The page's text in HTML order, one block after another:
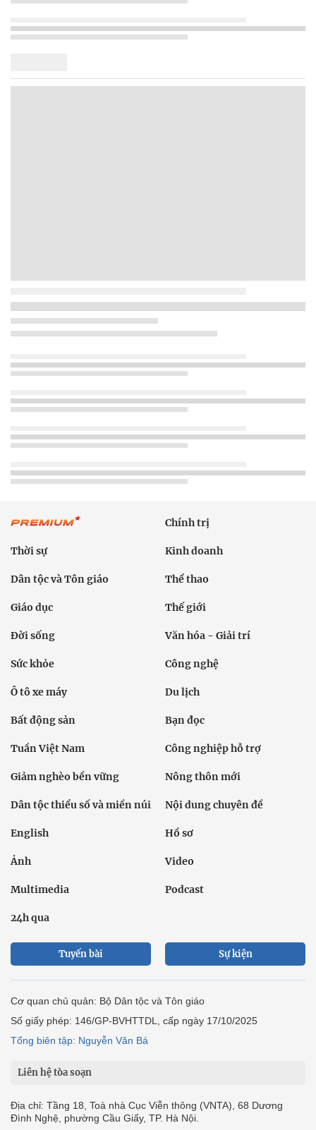
Chính trị
Thời sự Kinh doanh
Dân tộc và Tôn giáo Thể thao
Giáo dục Thế giới
Đời sống Văn hóa - Giải trí
Sức khỏe Công nghệ
Ô tô xe máy Du lịch
Bất động sản Bạn đọc
Tuần Việt Nam Công nghiệp hỗ trợ
Giảm nghèo bền vững Nông thôn mới
Dân tộc thiểu số và miền núi Nội dung chuyên đề
English Hồ sơ
Ảnh Video
Multimedia Podcast
24h qua
Tuyến bài Sự kiện
Cơ quan chủ quản: Bộ Dân tộc và Tôn giáo
Số giấy phép: 146/GP-BVHTTDL, cấp ngày 17/10/2025
Tổng biên tập: Nguyễn Văn Bá
Liên hệ tòa soạn
Địa chỉ: Tầng 18, Toà nhà Cục Viễn thông (VNTA), 68 Dương
Đình Nghệ, phường Cầu Giấy, TP. Hà Nội.